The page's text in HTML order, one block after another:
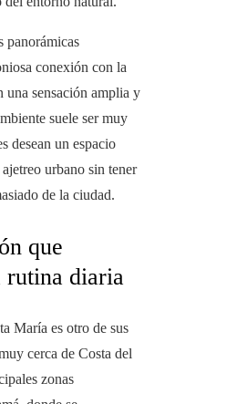
panorámicas
conexión con la
una sensación amplia y
suele ser muy
desean un espacio
urbano sin tener
de la ciudad.
que
diaria
María es otro de sus
cerca de Costa del
zonas